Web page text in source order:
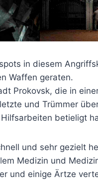
in diesem
Waffen geraten.
Prokovsk, die in
und Trümmer
betieligt
und sehr gezielt
Medizin und
und einige Ärtze